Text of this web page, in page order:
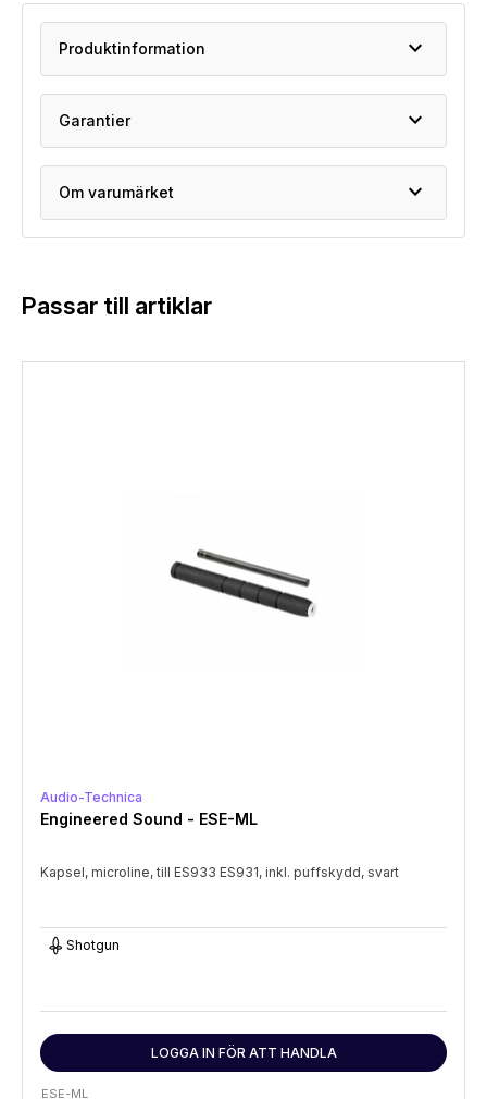
Produktinformation expand_more
Garantier expand_more
Om varumärket expand_more
Passar till artiklar
Audio-Technica
Engineered Sound - ESE-ML
Kapsel, microline, till ES933 ES931, inkl. puffskydd, svart
Shotgun
LOGGA IN FÖR ATT HANDLA
ESE-ML